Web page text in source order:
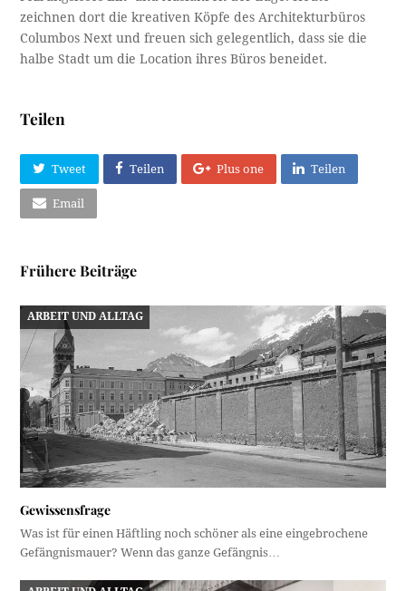
zeichnen dort die kreativen Köpfe des Architekturbüros
Columbos Next und freuen sich gelegentlich, dass sie die
halbe Stadt um die Location ihres Büros beneidet.
Teilen
Tweet Teilen Plus one Teilen
Email
Frühere Beiträge
ARBEIT UND ALLTAG
Gewissensfrage
Was ist für einen Häftling noch schöner als eine eingebrochene
Gefängnismauer? Wenn das ganze Gefängnis…